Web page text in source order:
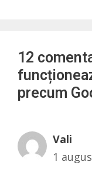
12
precum
Vali
1